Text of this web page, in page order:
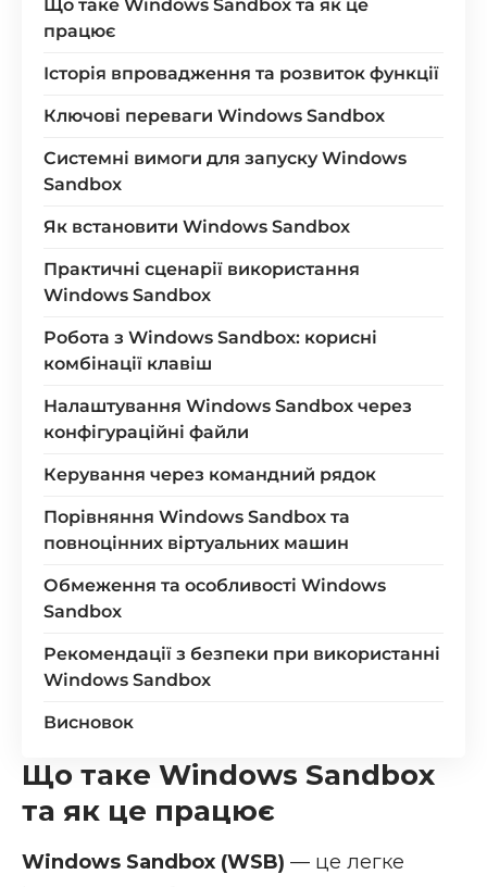
Що таке Windows Sandbox та як це
працює
Історія впровадження та розвиток функції
Ключові переваги Windows Sandbox
Системні вимоги для запуску Windows
Sandbox
Як встановити Windows Sandbox
Практичні сценарії використання
Windows Sandbox
Робота з Windows Sandbox: корисні
комбінації клавіш
Налаштування Windows Sandbox через
конфігураційні файли
Керування через командний рядок
Порівняння Windows Sandbox та
повноцінних віртуальних машин
Обмеження та особливості Windows
Sandbox
Рекомендації з безпеки при використанні
Windows Sandbox
Висновок
Що таке Windows Sandbox
та як це працює
Windows Sandbox (WSB) — це легке